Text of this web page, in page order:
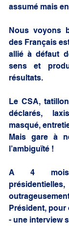
assumé mais
Nous voyons
des Français
allié à défaut
sens et
résultats.
Le CSA,
déclarés,
masqué,
Mais gare à
l’ambiguïté !
A 4 mois
Président, pour
- une interview